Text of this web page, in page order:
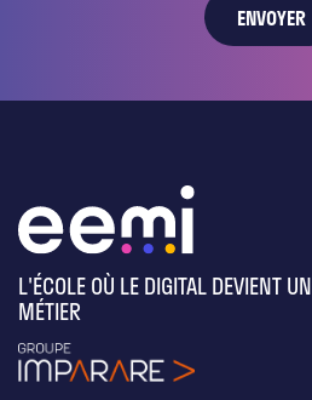
ENVOYER
L'ÉCOLE OÙ LE DIGITAL DEVIENT UN
MÉTIER